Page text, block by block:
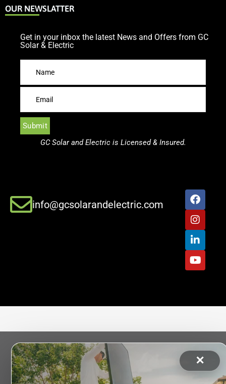
OUR NEWSLATTER
Get in your inbox the latest News and Offers from GC
Solar & Electric
GC Solar and Electric is Licensed & Insured.
info@gcsolarandelectric.com
✕